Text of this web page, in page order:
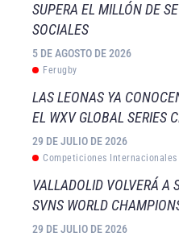
SUPERA EL MILLÓN DE
SOCIALES
5 DE AGOSTO DE 2026
Ferugby
LAS LEONAS YA
EL WXV GLOBAL SERIES
29 DE JULIO DE 2026
Competiciones Internacionales
VALLADOLID VOLVERÁ A
SVNS WORLD
29 DE JULIO DE 2026